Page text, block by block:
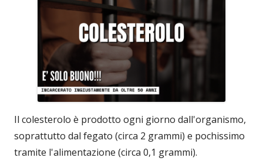
una
nuova
finestra
una
nuova
finestra
una
nuova
finestra
una
nuova
finestra
una
nuova
finestra
n
di
vi
di
Il colesterolo è prodotto ogni giorno dall'organismo,
soprattutto dal fegato (circa 2 grammi) e pochissimo
tramite l'alimentazione (circa 0,1 grammi).